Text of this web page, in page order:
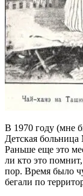
В 1970 году (мне
Детская
Раньше еще это
ли кто это
пор. Время было
бегали по